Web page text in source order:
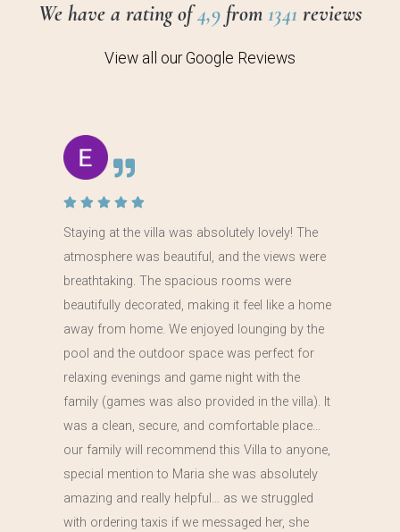
We have a rating of4,9from 1341 reviews
View all our Google Reviews
Staying at the villa was absolutely lovely! The
atmosphere was beautiful, and the views were
breathtaking. The spacious rooms were
beautifully decorated, making it feel like a home
away from home. We enjoyed lounging by the
pool and the outdoor space was perfect for
relaxing evenings and game night with the
family (games was also provided in the villa). It
was a clean, secure, and comfortable place…
our family will recommend this Villa to anyone,
special mention to Maria she was absolutely
amazing and really helpful… as we struggled
with ordering taxis if we messaged her, she